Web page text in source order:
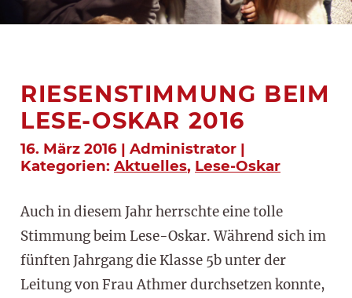
RIESENSTIMMUNG BEIM
LESE-OSKAR 2016
16. März 2016 | Administrator |
Kategorien: Aktuelles, Lese-Oskar
Auch in diesem Jahr herrschte eine tolle
Stimmung beim Lese-Oskar. Während sich im
fünften Jahrgang die Klasse 5b unter der
Leitung von Frau Athmer durchsetzen konnte,